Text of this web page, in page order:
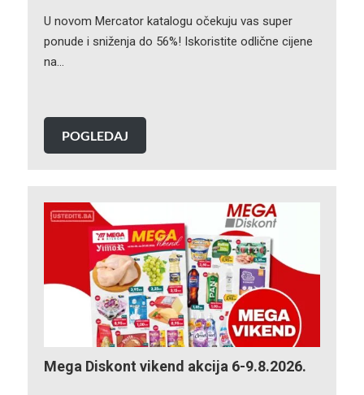
U novom Mercator katalogu očekuju vas super
ponude i sniženja do 56%! Iskoristite odlične cijene
na…
POGLEDAJ
Mega Diskont vikend akcija 6-9.8.2026.